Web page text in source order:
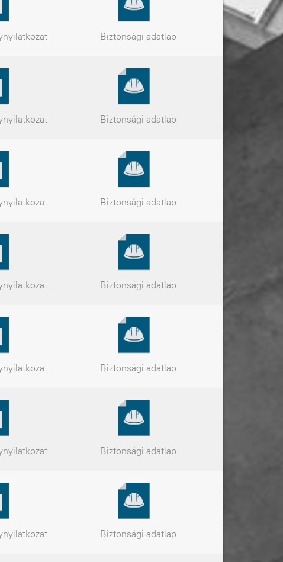
nyilatkozat Biztonsági adatlap
nyilatkozat Biztonsági adatlap
nyilatkozat Biztonsági adatlap
nyilatkozat Biztonsági adatlap
nyilatkozat Biztonsági adatlap
nyilatkozat Biztonsági adatlap
nyilatkozat Biztonsági adatlap